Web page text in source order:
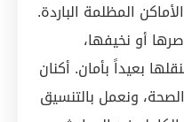
المظلمة الباردة.
أو نخيفها،
بعيداً بأمان. أكنان
ونعمل بالتنسيق